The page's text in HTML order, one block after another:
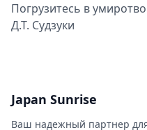
Погрузитесь в
Д.Т. Судзуки
Japan Sunrise
Ваш надежный партнер